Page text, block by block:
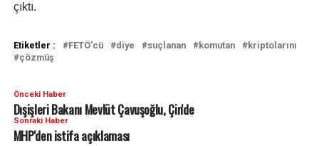
çıktı.
Etiketler : FETÖ'cü diye suçlanan komutan
kriptolarını
çözmüş
Önceki Haber
Dışişleri Bakanı Mevlüt Çavuşoğlu, Çin'de
Sonraki Haber
MHP'den istifa açıklaması